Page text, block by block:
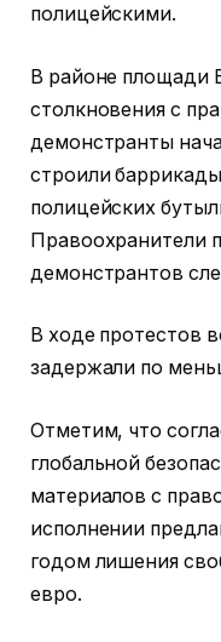
полицейскими.
В районе площади
столкновения с
демонстранты
строили
полицейских
Правоохранители
демонстрантов
В ходе протестов
задержали по
Отметим, что
глобальной
материалов с
исполнении
годом лишения
евро.